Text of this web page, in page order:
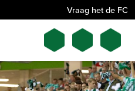
Vraag het de FC